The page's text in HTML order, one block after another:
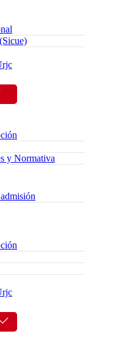
y Normativa